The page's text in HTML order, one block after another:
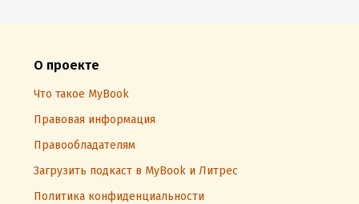
О проекте
Что такое MyBook
Правовая информация
Правообладателям
Загрузить подкаст в MyBook и Литрес
Политика конфиденциальности